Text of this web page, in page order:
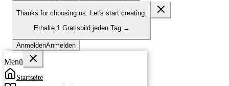
Thanks for choosing us. Let's start creating.
Erhalte 1 Gratisbild jeden Tag →
AnmeldenAnmelden
Menü
Startseite